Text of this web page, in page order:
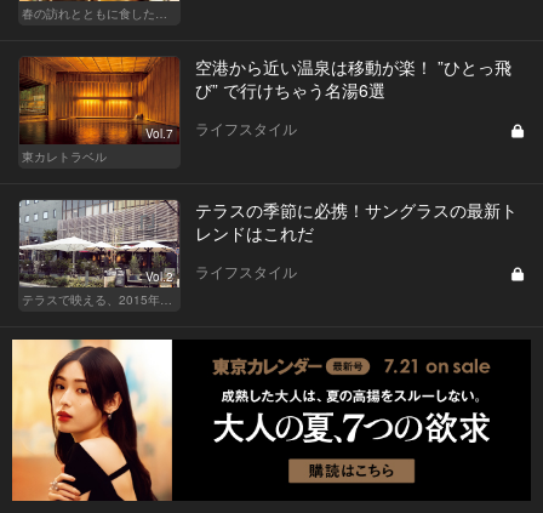
Vol.7
東カレトラベル
空港から近い温泉は移動が楽！ ”ひとっ飛
び” で行けちゃう名湯6選
ライフスタイル
Vol.2
テラスの季節に必携！サングラスの最新ト
レンドはこれだ
ライフスタイル